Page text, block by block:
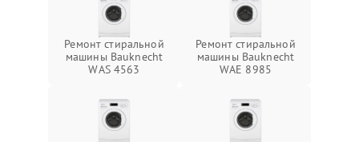
Ремонт стиральной
машины Bauknecht
WAS 4563
Ремонт стиральной
машины Bauknecht
WAE 8985